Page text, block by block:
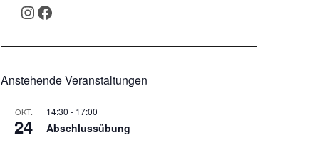
INSTAGRAM
FACEBOOK
Anstehende Veranstaltungen
OKT.
24
14:30 - 17:00
Abschlussübung